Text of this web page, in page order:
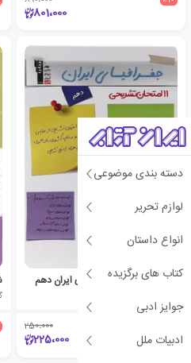
دسته بندی موضوعی
لوازم تحریر
انواع داستان
کتاب های برگزیده
جوایز ادبی
ادبیات ملل
801،000
11 آزمون تشریحی جغرافیای ایران دهم
250،000
225،000